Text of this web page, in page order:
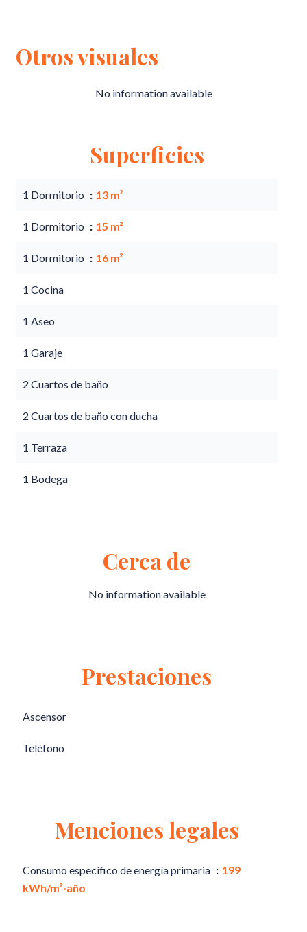
Otros visuales
No information available
Superficies
1 Dormitorio 13 m²
1 Dormitorio 15 m²
1 Dormitorio 16 m²
1 Cocina
1 Aseo
1 Garaje
2 Cuartos de baño
2 Cuartos de baño con ducha
1 Terraza
1 Bodega
Cerca de
No information available
Prestaciones
Ascensor
Teléfono
Menciones legales
Consumo específico de energía primaria
199
kWh/m²·año